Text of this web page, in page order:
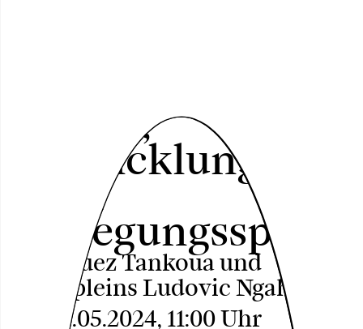
Tanzes,
Entwicklung
einer
Rodriguez Tankoua und
Champleins Ludovic Ngahenou
Do, 02.05.2024, 11:00 Uhr